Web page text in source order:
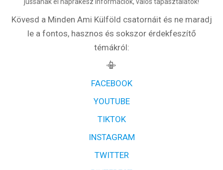
Kövesd a Minden Ami Külföld csatornáit és ne maradj
le a fontos, hasznos és sokszor érdekfeszítő
témákról:
📳
FACEBOOK
YOUTUBE
TIKTOK
INSTAGRAM
TWITTER